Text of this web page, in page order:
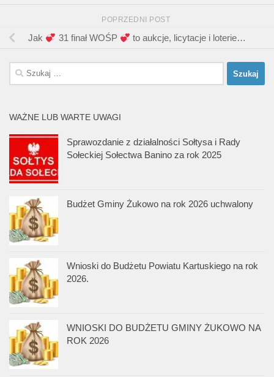
POPRZEDNI POST
Jak 31 finał WOŚP to aukcje, licytacje i loterie…
Szukaj:
WAŻNE LUB WARTE UWAGI
Sprawozdanie z działalności Sołtysa i Rady
Sołeckiej Sołectwa Banino za rok 2025
Budżet Gminy Żukowo na rok 2026 uchwalony
Wnioski do Budżetu Powiatu Kartuskiego na rok
2026.
WNIOSKI DO BUDŻETU GMINY ŻUKOWO NA
ROK 2026